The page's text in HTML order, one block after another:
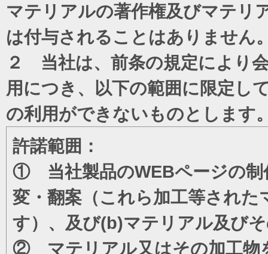
マテリアルの著作権及びマテリ
は付与されることはありません
２ 当社は、前条の規定により
用につき、以下の範囲に限定し
の利用ができないものとします
許諾範囲：
① 当社製品のWEBページの制
変・翻案（これら加工等され
す）、及び(b)マテリアル及び
② マテリアル又はその加工物